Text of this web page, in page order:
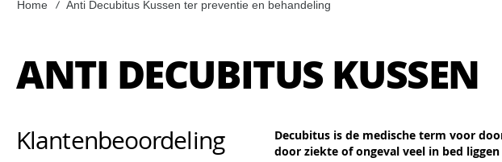
Home Anti Decubitus Kussen ter preventie en behandeling
ANTI DECUBITUS KUSSEN
Decubitus is de medische term voor
door ziekte of ongeval veel in bed
Klantenbeoordeling